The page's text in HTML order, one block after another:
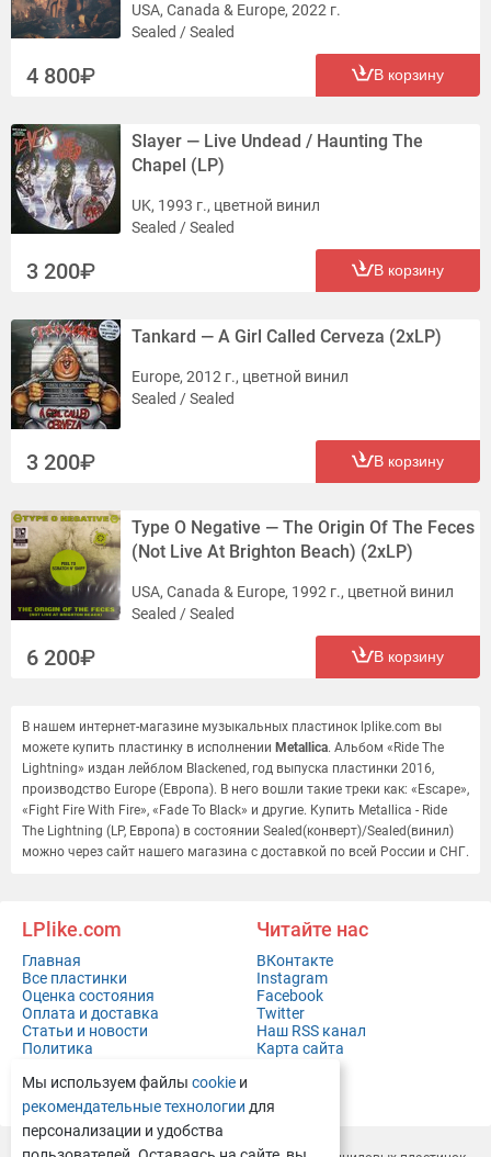
USA, Canada & Europe, 2022 г.
Sealed / Sealed
4 800 В корзину
Slayer — Live Undead / Haunting The
Chapel (LP)
UK, 1993 г., цветной винил
Sealed / Sealed
3 200 В корзину
Tankard — A Girl Called Cerveza (2xLP)
Europe, 2012 г., цветной винил
Sealed / Sealed
3 200 В корзину
Type O Negative — The Origin Of The Feces
(Not Live At Brighton Beach) (2xLP)
USA, Canada & Europe, 1992 г., цветной винил
Sealed / Sealed
6 200 В корзину
В нашем интернет-магазине музыкальных пластинок lplike.com вы
можете купить пластинку в исполнении Metallica. Альбом «Ride The
Lightning» издан лейблом Blackened, год выпуска пластинки 2016,
производство Europe (Европа). В него вошли такие треки как: «Escape»,
«Fight Fire With Fire», «Fade To Black» и другие. Купить Metallica - Ride
The Lightning (LP, Европа) в состоянии Sealed(конверт)/Sealed(винил)
можно через сайт нашего магазина с доставкой по всей России и СНГ.
LPlike.com
Главная
Все пластинки
Оценка состояния
Оплата и доставка
Статьи и новости
Политика
Контакты
Полная версия сайта
Читайте нас
ВКонтакте
Instagram
Facebook
Twitter
Наш RSS канал
Карта сайта
Мы используем файлы cookie и
рекомендательные технологии для
персонализации и удобства